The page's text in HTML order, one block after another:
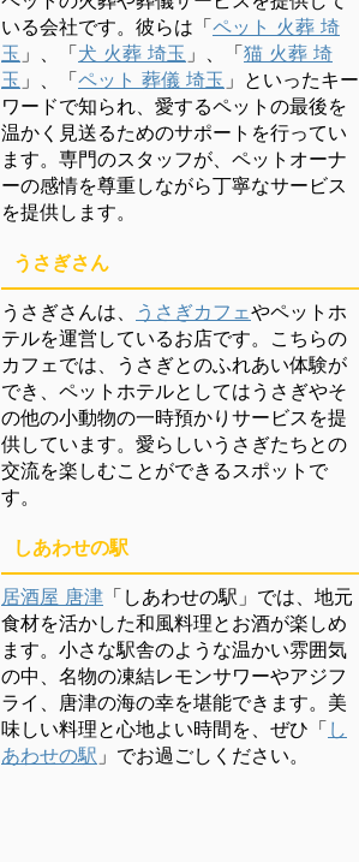
いる会社です。彼らは「ペット 火葬 埼
玉 」、「犬 火葬 埼玉 」、「猫 火葬 埼
玉 」、「ペット 葬儀 埼玉 」といったキー
ワードで知られ、愛するペットの最後を
温かく見送るためのサポートを行ってい
ます。専門のスタッフが、ペットオーナ
ーの感情を尊重しながら丁寧なサービス
を提供します。
うさぎさん
うさぎさんは、 うさぎカフェやペットホ
テルを運営しているお店です。こちらの
カフェでは、うさぎとのふれあい体験が
でき、ペットホテルとしてはうさぎやそ
の他の小動物の一時預かりサービスを提
供しています。愛らしいうさぎたちとの
交流を楽しむことができるスポットで
す。
しあわせの駅
居酒屋 唐津 「しあわせの駅」では、地元
食材を活かした和風料理とお酒が楽しめ
ます。小さな駅舎のような温かい雰囲気
の中、名物の凍結レモンサワーやアジフ
ライ、唐津の海の幸を堪能できます。美
味しい料理と心地よい時間を、ぜひ「 し
あわせの駅 」でお過ごしください。